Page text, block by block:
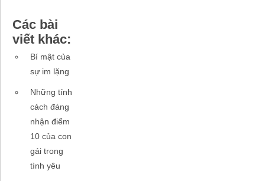
Các bài
viết khác:
Bí mật của
sự im lặng
Những tính
cách đáng
nhận điểm
10 của con
gái trong
tình yêu